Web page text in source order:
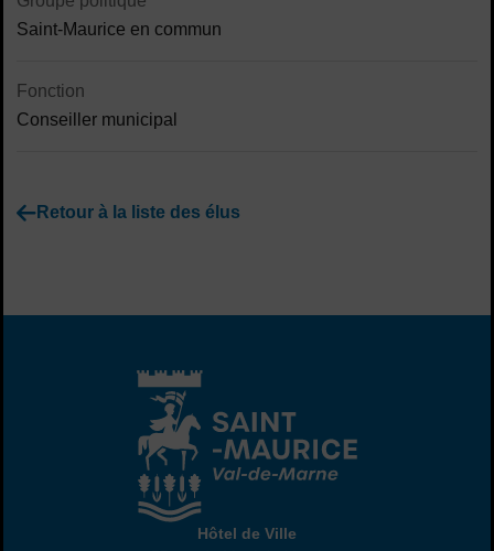
Saint-Maurice en commun
Fonction
Conseiller municipal
Retour à la liste des élus
Hôtel de Ville
Hôtel de Ville